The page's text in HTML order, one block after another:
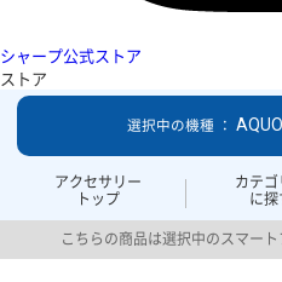
シャープ公式ストア
ストア
アクセサリー
トップ
カテゴ
に探
選択中の機種 ：
こちらの商品は選択中のスマー